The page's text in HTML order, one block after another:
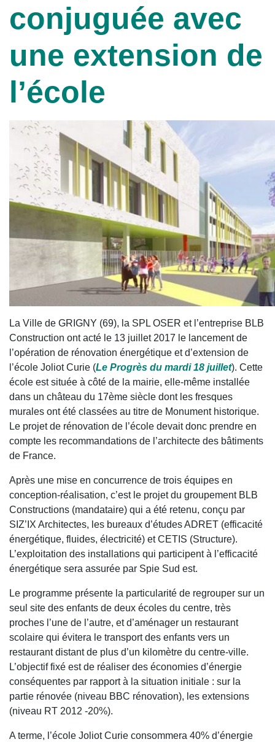
conjuguée avec
une extension de
l’école
La Ville de GRIGNY (69), la SPL OSER et l’entreprise BLB
Construction ont acté le 13 juillet 2017 le lancement de
l’opération de rénovation énergétique et d’extension de
l’école Joliot Curie (Le Progrès du mardi 18 juillet). Cette
école est située à côté de la mairie, elle-même installée
dans un château du 17ème siècle dont les fresques
murales ont été classées au titre de Monument historique.
Le projet de rénovation de l’école devait donc prendre en
compte les recommandations de l’architecte des bâtiments
de France.
Après une mise en concurrence de trois équipes en
conception-réalisation, c’est le projet du groupement BLB
Constructions (mandataire) qui a été retenu, conçu par
SIZ’IX Architectes, les bureaux d’études ADRET (efficacité
énergétique, fluides, électricité) et CETIS (Structure).
L’exploitation des installations qui participent à l’efficacité
énergétique sera assurée par Spie Sud est.
Le programme présente la particularité de regrouper sur un
seul site des enfants de deux écoles du centre, très
proches l’une de l’autre, et d’aménager un restaurant
scolaire qui évitera le transport des enfants vers un
restaurant distant de plus d’un kilomètre du centre-ville.
L’objectif fixé est de réaliser des économies d’énergie
conséquentes par rapport à la situation initiale : sur la
partie rénovée (niveau BBC rénovation), les extensions
(niveau RT 2012 -20%).
A terme, l’école Joliot Curie consommera 40% d’énergie